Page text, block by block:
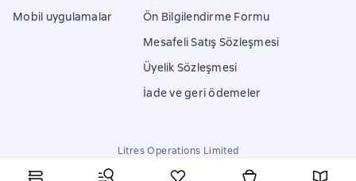
Mobil uygulamalar
Ön Bilgilendirme Formu
Mesafeli Satış Sözleşmesi
Üyelik Sözleşmesi
İade ve geri ödemeler
Litres Operations Limited